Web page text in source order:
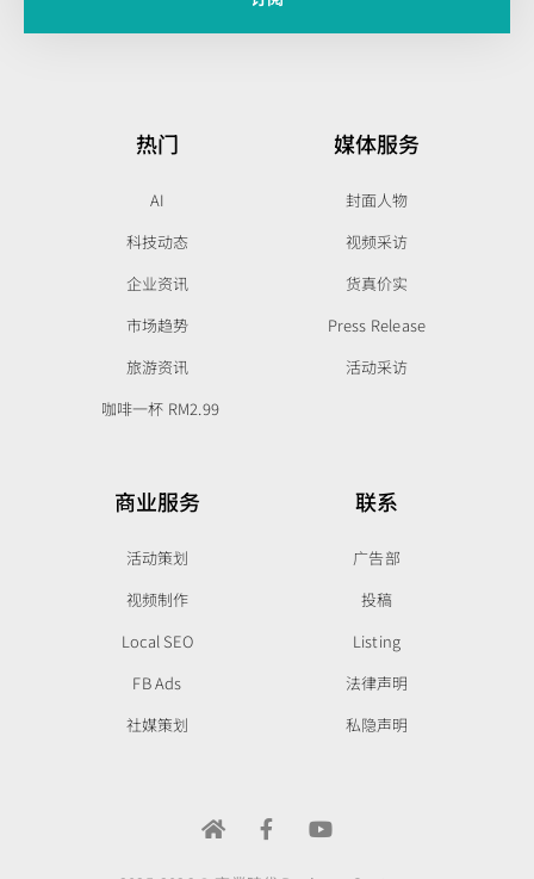
热门
AI
科技动态
企业资讯
市场趋势
旅游资讯
咖啡一杯 RM2.99
媒体服务
封面人物
视频采访
货真价实
Press Release
活动采访
商业服务
活动策划
视频制作
Local SEO
FB Ads
社媒策划
联系
广告部
投稿
Listing
法律声明
私隐声明